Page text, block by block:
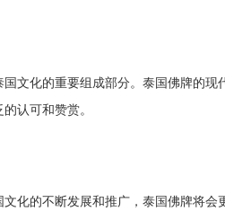
文化的重要组成部分。泰国佛牌的
认可和赞赏。
化的不断发展和推广，泰国佛牌将